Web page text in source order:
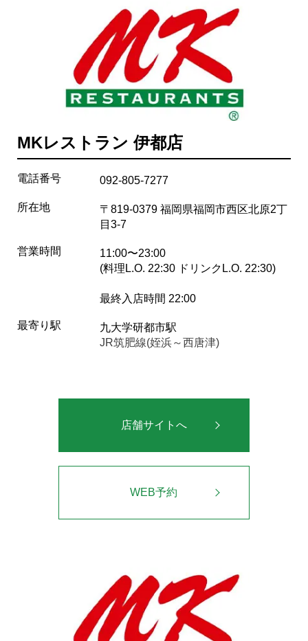
MKレストラン 伊都店
電話番号 092-805-7277
所在地
〒819-0379 福岡県福岡市西区北原2丁
目3-7
営業時間
11:00〜23:00
(料理L.O. 22:30 ドリンクL.O. 22:30)
最終入店時間 22:00
最寄り駅
九大学研都市駅
JR筑肥線(姪浜～西唐津)
店舗サイトへ
WEB予約